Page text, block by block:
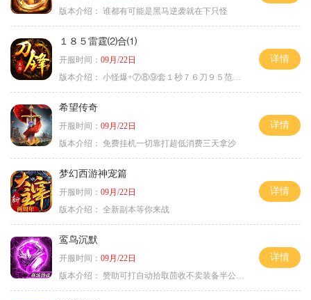
版本介绍： 谁都有可能是黑马逆袭就在下只怪
１８５雷霆⑵合⑴
开服时间： 09月/22日
版本介绍： 小怪爆+⑦⑧⑨套１秒７６刀９５范围捡
详情
希望传奇
开服时间： 09月/22日
版本介绍： 免费挂机一切靠打超低消费三天拿沙
详情
梦幻西游神宠篇
开服时间： 09月/22日
版本介绍： 全新副本等你来战
详情
鸾鸟沉默
开服时间： 09月/22日
版本介绍： 赞助可打自动拾取茴收不卖装备半公益服
详情